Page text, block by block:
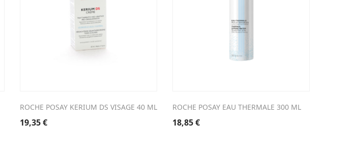
ROCHE POSAY KERIUM DS VISAGE 40 ML
19,35€
ROCHE POSAY EAU THERMALE 300 ML
18,85€